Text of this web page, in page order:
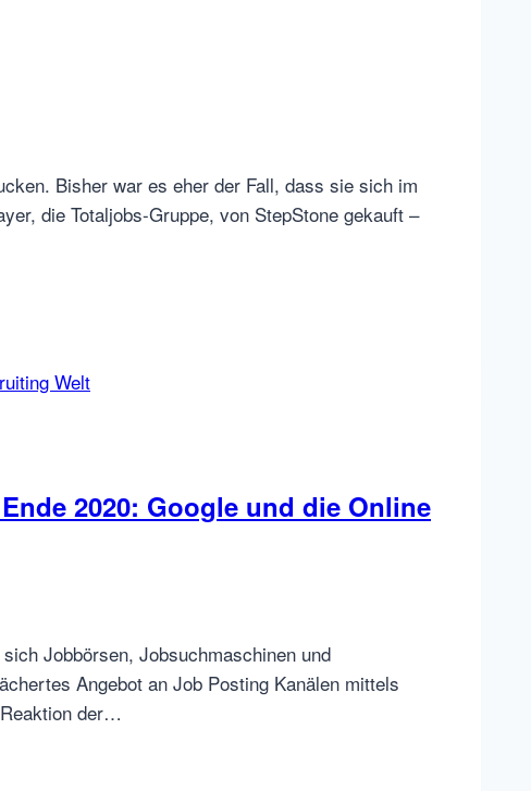
Bisher war es eher der Fall, dass sie sich im
die Totaljobs-Gruppe, von StepStone gekauft –
2020: Google und die Online
Jobbörsen, Jobsuchmaschinen und
Angebot an Job Posting Kanälen mittels
der…